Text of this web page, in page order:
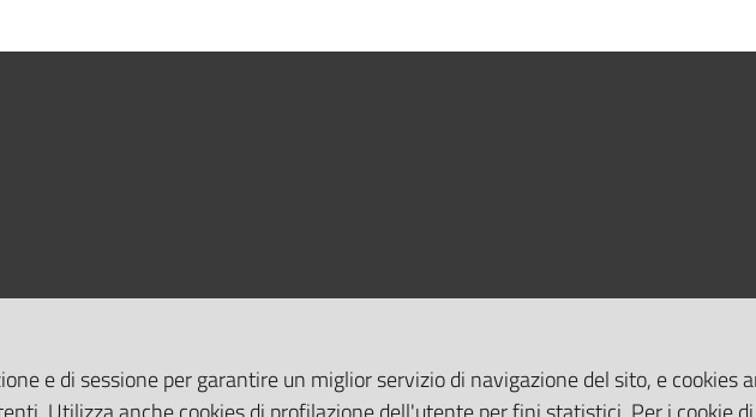
e di sessione per garantire un miglior servizio di navigazione del sito, e cookies